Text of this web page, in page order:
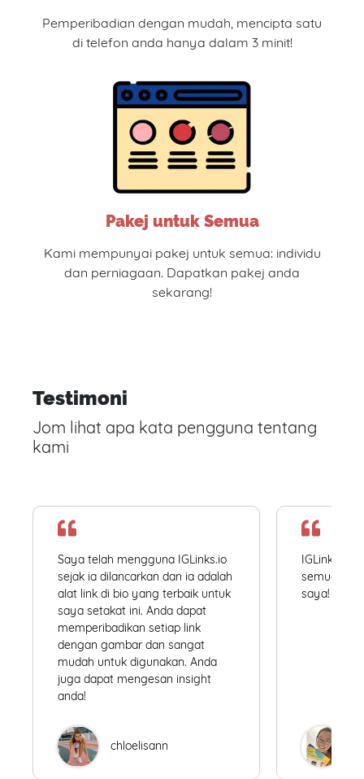
Pemperibadian dengan mudah, mencipta satu
di telefon anda hanya dalam 3 minit!
Pakej untuk Semua
Kami mempunyai pakej untuk semua: individu
dan perniagaan. Dapatkan pakej anda
sekarang!
Testimoni
Jom lihat apa kata pengguna tentang
kami
Saya telah mengguna IGLinks.io
sejak ia dilancarkan dan ia adalah
alat link di bio yang terbaik untuk
saya setakat ini. Anda dapat
memperibadikan setiap link
dengan gambar dan sangat
mudah untuk digunakan. Anda
juga dapat mengesan insight
anda!
chloelisann
IGLinks.io
semua
saya!